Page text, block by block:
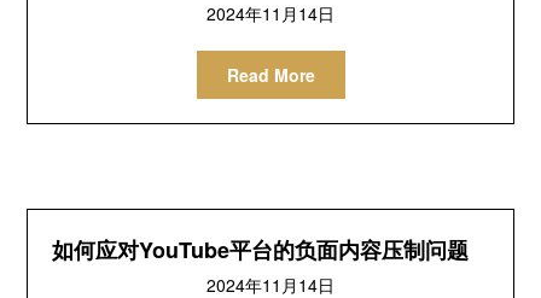
2024年11月14日
Read More
如何应对YouTube平台的负面内容压制问题
2024年11月14日